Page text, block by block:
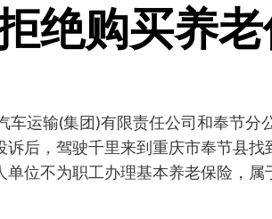
绝购买养
运输(集团)有限责任公司和奉节分
后，驾驶千里来到重庆市奉节县找
位不为职工办理基本养老保险，